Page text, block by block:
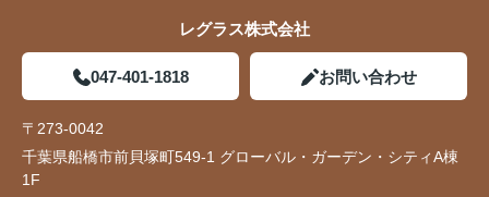
レグラス株式会社
047-401-1818 お問い合わせ
〒273-0042
千葉県船橋市前貝塚町549-1 グローバル・ガーデン・シティA棟
1F